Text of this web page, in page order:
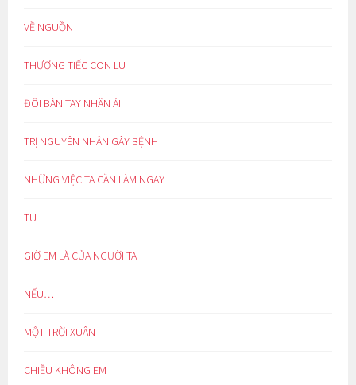
VỀ NGUỒN
THƯƠNG TIẾC CON LU
ĐÔI BÀN TAY NHÂN ÁI
TRỊ NGUYÊN NHÂN GÂY BỆNH
NHỮNG VIỆC TA CẦN LÀM NGAY
TU
GIỜ EM LÀ CỦA NGƯỜI TA
NẾU…
MỘT TRỜI XUÂN
CHIỀU KHÔNG EM